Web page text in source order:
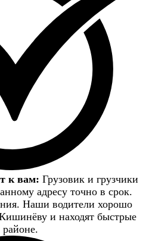
к вам: Грузовик и грузчики
адресу точно в срок.
Наши водители хорошо
и находят быстрые